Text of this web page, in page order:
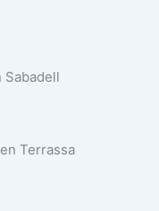
Sabadell
Terrassa